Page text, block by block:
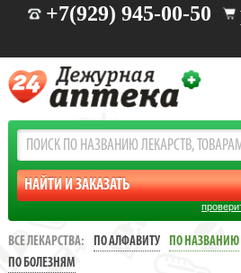
+7(929) 945-00-50
ВСЕ ЛЕКАРСТВА: ПО АЛФАВИТУ ПО НАЗВАНИЮ
ПО БОЛЕЗНЯМ